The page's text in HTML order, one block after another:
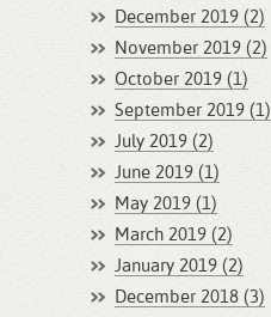
December 2019 (2)
November 2019 (2)
October 2019 (1)
September 2019 (1)
July 2019 (2)
June 2019 (1)
May 2019 (1)
March 2019 (2)
January 2019 (2)
December 2018 (3)